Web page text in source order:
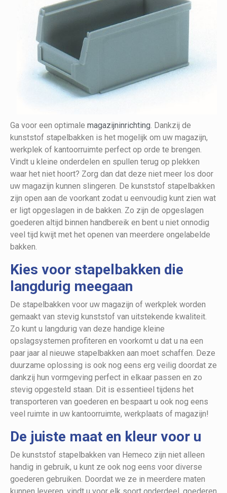
Ga voor een optimale magazijninrichting. Dankzij de
kunststof stapelbakken is het mogelijk om uw magazijn,
werkplek of kantoorruimte perfect op orde te brengen.
Vindt u kleine onderdelen en spullen terug op plekken
waar het niet hoort? Zorg dan dat deze niet meer los door
uw magazijn kunnen slingeren. De kunststof stapelbakken
zijn open aan de voorkant zodat u eenvoudig kunt zien wat
er ligt opgeslagen in de bakken. Zo zijn de opgeslagen
goederen altijd binnen handbereik en bent u niet onnodig
veel tijd kwijt met het openen van meerdere ongelabelde
bakken.
Kies voor stapelbakken die
langdurig meegaan
De stapelbakken voor uw magazijn of werkplek worden
gemaakt van stevig kunststof van uitstekende kwaliteit.
Zo kunt u langdurig van deze handige kleine
opslagsystemen profiteren en voorkomt u dat u na een
paar jaar al nieuwe stapelbakken aan moet schaffen. Deze
duurzame oplossing is ook nog eens erg veilig doordat ze
dankzij hun vormgeving perfect in elkaar passen en zo
stevig opgesteld staan. Dit is essentieel tijdens het
transporteren van goederen en bespaart u ook nog eens
veel ruimte in uw kantoorruimte, werkplaats of magazijn!
De juiste maat en kleur voor u
De kunststof stapelbakken van Hemeco zijn niet alleen
handig in gebruik, u kunt ze ook nog eens voor diverse
goederen gebruiken. Doordat we ze in meerdere maten